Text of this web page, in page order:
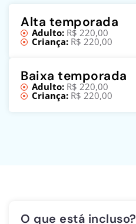
Alta temporada
Adulto: R$ 220,00
Criança: R$ 220,00
Baixa temporada
Adulto: R$ 220,00
Criança: R$ 220,00
O que está incluso?